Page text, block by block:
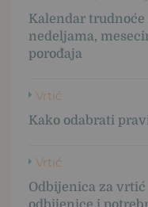
Kalendar
nedeljama,
porođaja
Vrtić
Kako odabrati
Vrtić
Odbijenica za